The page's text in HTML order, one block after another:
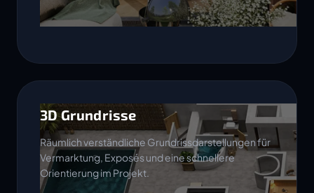
3D Grundrisse
Räumlich verständliche Grundrissdarstellungen für
Vermarktung, Exposés und eine schnellere
Orientierung im Projekt.